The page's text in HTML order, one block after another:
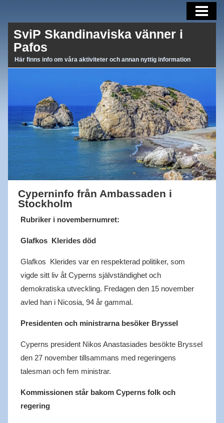
AKTIVITETER
OM OSS
LÄNKAR
SviP Skandinaviska vänner i
Pafos
Här finns info om våra aktiviteter och annan nyttig information
Cyperninfo från Ambassaden i
Stockholm
Rubriker i novembernumret:
Glafkos Klerides död
Glafkos Klerides var en respekterad politiker, som
vigde sitt liv åt Cyperns självständighet och
demokratiska utveckling. Fredagen den 15 november
avled han i Nicosia, 94 år gammal.
Presidenten och ministrarna besöker Bryssel
Cyperns president Nikos Anastasiades besökte Bryssel
den 27 november tillsammans med regeringens
talesman och fem ministrar.
Kommissionen står bakom Cyperns folk och
regering